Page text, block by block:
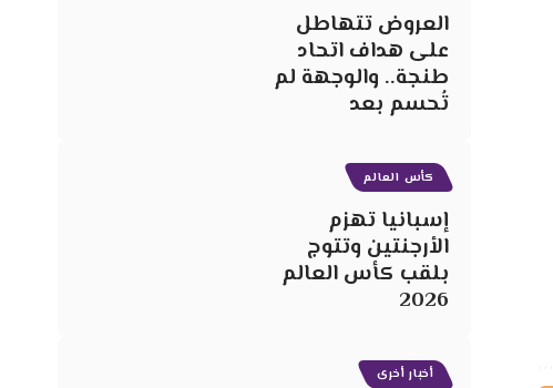
العروض تتهاطل
على هداف اتحاد
طنجة.. والوجهة لم
تُحسم بعد
كأس العالم
إسبانيا تهزم
الأرجنتين وتتوج
بلقب كأس العالم
2026
أخبار أخرى